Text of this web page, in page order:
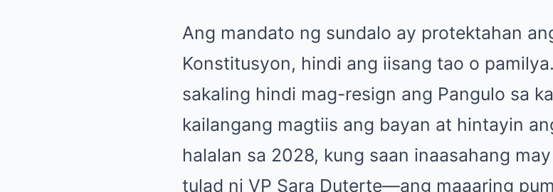
Ang mandato ng sundalo ay protektahan
Konstitusyon, hindi ang iisang tao o
sakaling hindi mag-resign ang Pangulo sa
kailangang magtiis ang bayan at hintayin
halalan sa 2028, kung saan inaasahang
tulad ni VP Sara Duterte—ang maaaring